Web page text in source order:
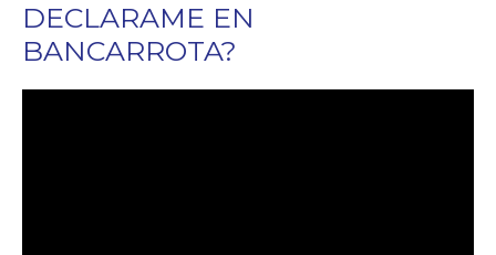
DECLARAME EN
BANCARROTA?